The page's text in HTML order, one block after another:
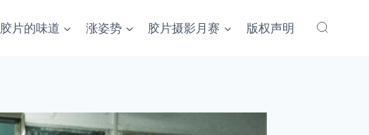
胶片的味道 涨姿势 胶片摄影月赛 版权声明